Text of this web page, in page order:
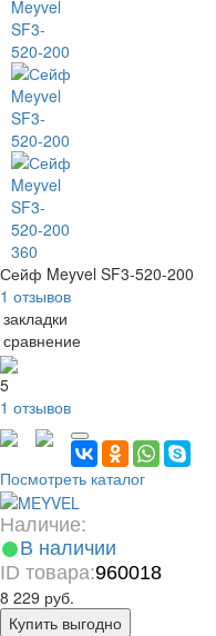
360
Сейф Meyvel SF3-520-200
1 отзывов
5
1 отзывов
Посмотреть каталог
Наличие:
В наличии
ID товара:960018
8 229 руб.
Купить выгодно